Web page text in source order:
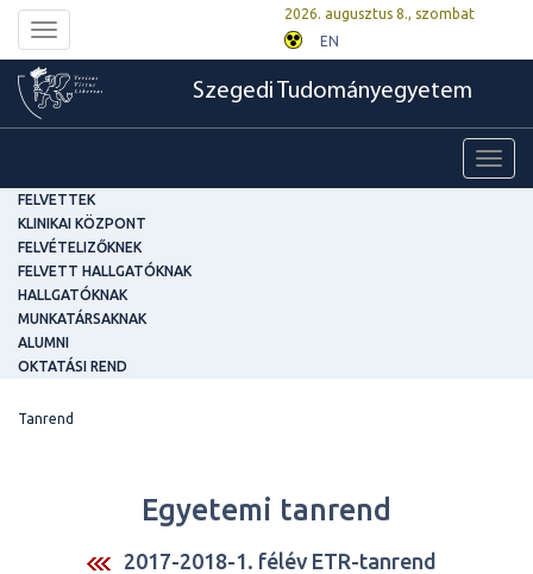
Toggle
navigation
2026. augusztus 8., szombat
EN
Szegedi Tudományegyetem
FELVETTEK
KLINIKAI KÖZPONT
FELVÉTELIZŐKNEK
FELVETT HALLGATÓKNAK
HALLGATÓKNAK
MUNKATÁRSAKNAK
ALUMNI
OKTATÁSI REND
Tanrend
Egyetemi tanrend
2017-2018-1. félév ETR-tanrend